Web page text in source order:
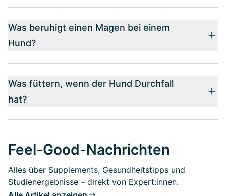
Was beruhigt einen Magen bei einem
Hund?
Was füttern, wenn der Hund Durchfall
hat?
Feel-Good-Nachrichten
Alles über Supplements, Gesundheitstipps und
Studienergebnisse – direkt von Expert:innen.